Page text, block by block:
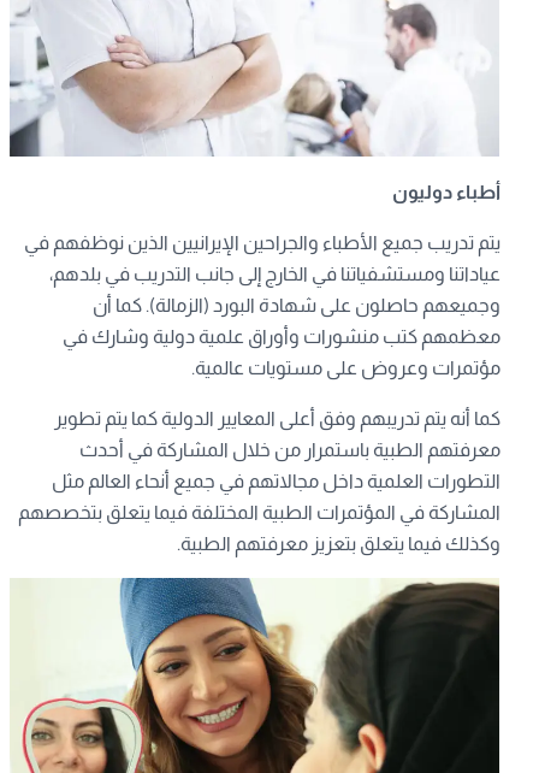
أطباء دوليون
يتم تدريب جميع الأطباء والجراحين الإيرانيين الذين نوظفهم في
عياداتنا ومستشفياتنا في الخارج إلى جانب التدريب في بلدهم،
وجميعهم حاصلون على شهادة البورد (الزمالة). كما أن
معظمهم كتب منشورات وأوراق علمية دولية وشارك في
مؤتمرات وعروض على مستويات عالمية.
كما أنه يتم تدريبهم وفق أعلى المعايير الدولية كما يتم تطوير
معرفتهم الطبية باستمرار من خلال المشاركة في أحدث
التطورات العلمية داخل مجالاتهم في جميع أنحاء العالم مثل
المشاركة في المؤتمرات الطبية المختلفة فيما يتعلق بتخصصهم
وكذلك فيما يتعلق بتعزيز معرفتهم الطبية.